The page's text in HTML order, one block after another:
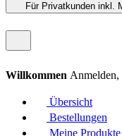
Für Privatkunden inkl.
Willkommen
Übersicht
Bestellungen
Meine Produkte